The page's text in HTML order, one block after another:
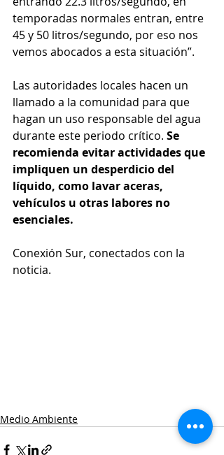
temporadas normales entran, entre
45 y 50 litros/segundo, por eso nos
vemos abocados a esta situación”.
Las autoridades locales hacen un
llamado a la comunidad para que
hagan un uso responsable del agua
durante este periodo crítico. Se
recomienda evitar actividades que
impliquen un desperdicio del
líquido, como lavar aceras,
vehículos u otras labores no
esenciales.
Conexión Sur, conectados con la
noticia.
Medio Ambiente